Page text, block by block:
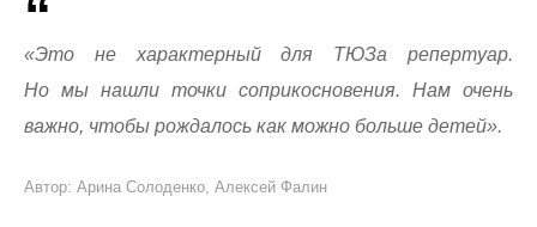
«Это не характерный для ТЮЗа репертуар.
Но мы нашли точки соприкосновения. Нам очень
важно, чтобы рождалось как можно больше детей».
Автор: Арина Солоденко, Алексей Фалин